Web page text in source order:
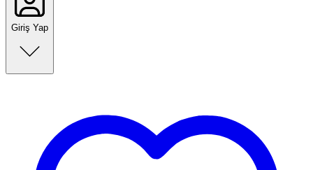
Giriş Yap